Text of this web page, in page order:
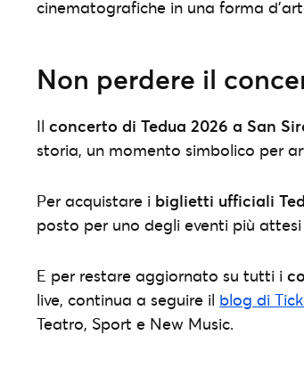
cinematografiche in una forma
Non perdere il
Il concerto di Tedua 2026 a San
storia, un momento simbolico per
Per acquistare i biglietti ufficiali
posto per uno degli eventi più attesi
E per restare aggiornato su tutti i
live, continua a seguire il blog di
Teatro, Sport e New Music.